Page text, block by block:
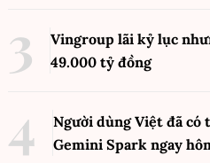
Vingroup lãi kỷ lục
49.000 tỷ đồng
Người dùng Việt đã có
Gemini Spark ngay